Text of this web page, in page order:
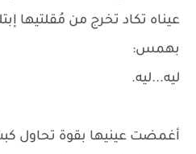
عيناه تكاد تخرج من مُقلتيها
بهمس:
ليه...ليه.
أغمضت عينيها بقوة تحاول